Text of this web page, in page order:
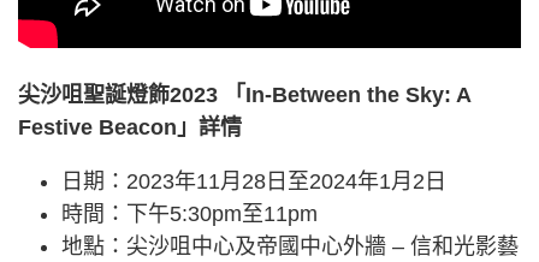
尖沙咀聖誕燈飾2023 「In-Between the Sky: A
Festive Beacon」詳情
日期：2023年11月28日至2024年1月2日
時間：下午5:30pm至11pm
地點：尖沙咀中心及帝國中心外牆 – 信和光影藝